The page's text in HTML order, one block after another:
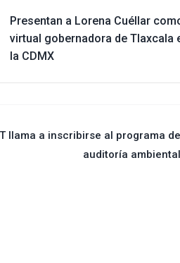
Presentan a Lorena Cuéllar
virtual gobernadora de Tlaxcala
la CDMX
llama a inscribirse al programa de
auditoría ambiental